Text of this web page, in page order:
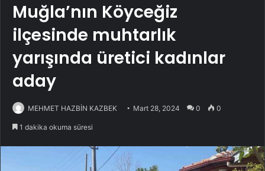
Muğla’nın Köyceğiz
ilçesinde muhtarlık
yarışında üretici kadınlar
aday
MEHMET HAZBİN KAZBEK Mart 28, 2024 0 0
1 dakika okuma süresi